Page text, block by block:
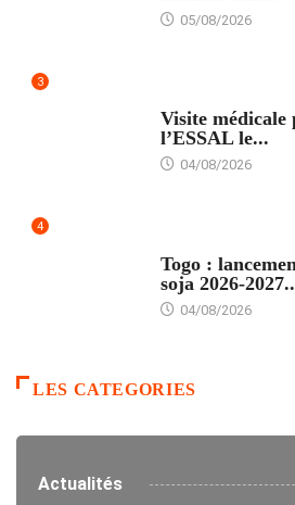
05/08/2026
3
Visite médicale
l’ESSAL le...
04/08/2026
4
Togo :
soja 2026-
04/08/2026
LES CATEGORIES
Actualités